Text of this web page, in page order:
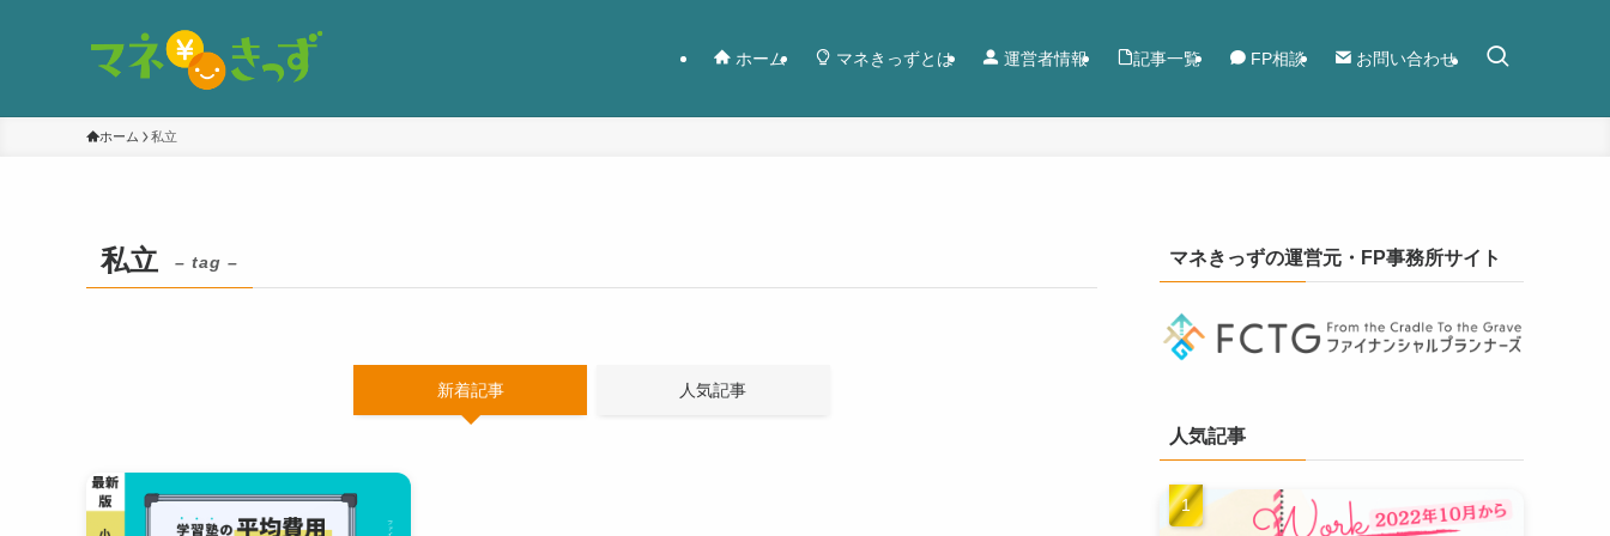
ホーム マネきっずとは 運営者情報 記事一覧 FP相談 お問い合わせ
ホーム 私立
私立 – tag –
新着記事 人気記事
マネきっずの運営元・FP事務所サイト
人気記事